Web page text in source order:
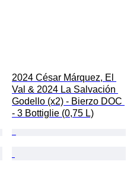
2024 César Márquez, El
Val & 2024 La Salvación
Godello (x2) - Bierzo DOC
- 3 Bottiglie (0,75 L)